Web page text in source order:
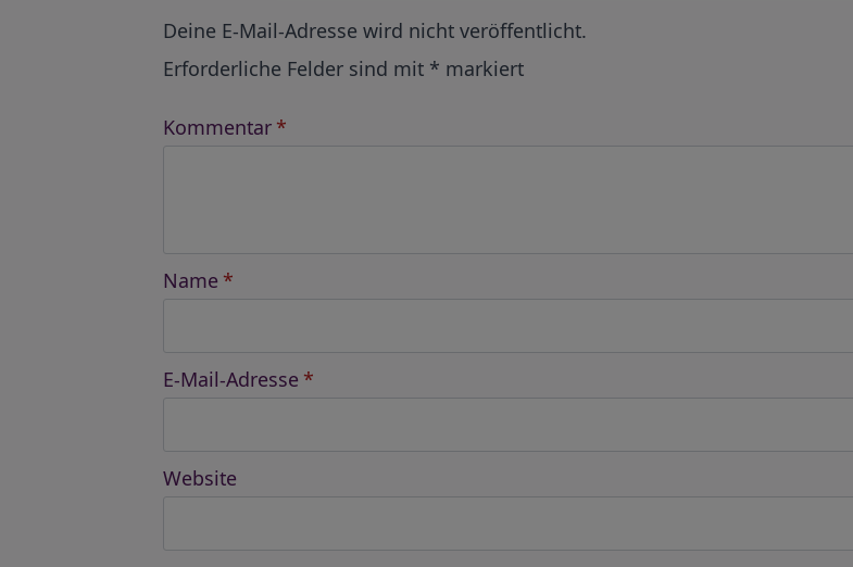
Deine E-Mail-Adresse wird nicht veröffentlicht.
Erforderliche Felder sind mit * markiert
Kommentar *
Name *
E-Mail-Adresse *
Website